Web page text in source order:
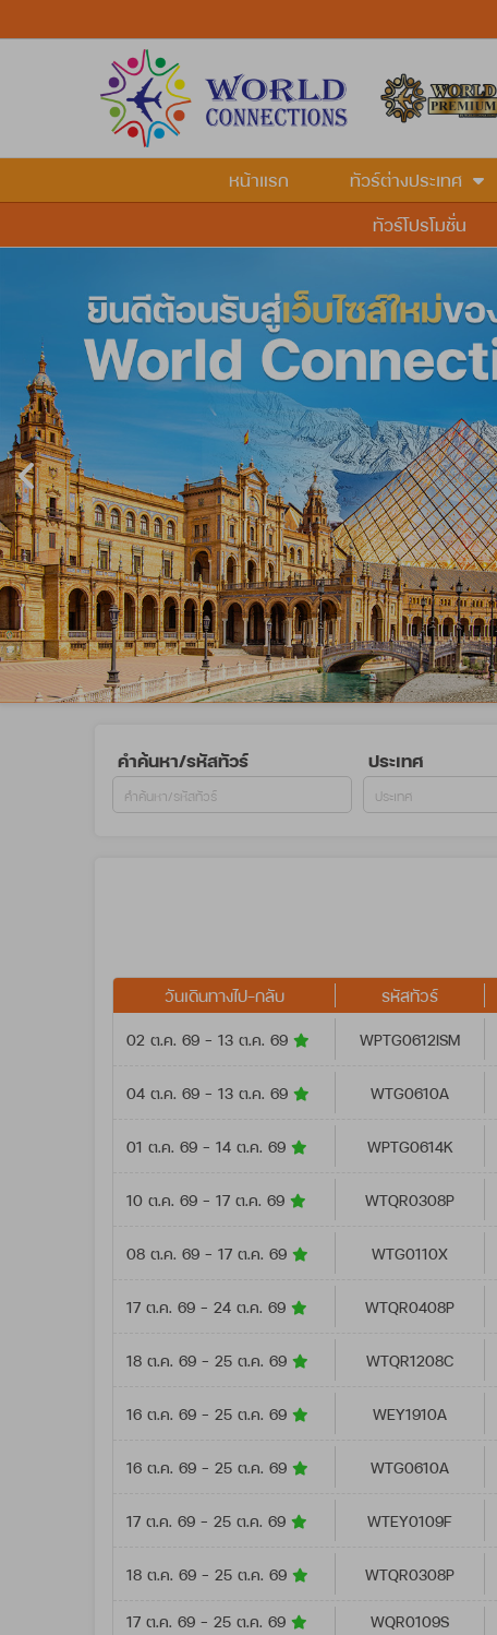
หน้าแรก ทัวร์ต่างประเทศ
ทัวร์โปรโมชั่น
คำค้นหา/รหัสทัวร์ ประเทศ
วันเดินทางไป-กลับ
รหัสทัวร์
02 ต.ค. 69 - 13 ต.ค. 69 WPTG0612ISM
04 ต.ค. 69 - 13 ต.ค. 69 WTG0610A
01 ต.ค. 69 - 14 ต.ค. 69 WPTG0614K
10 ต.ค. 69 - 17 ต.ค. 69 WTQR0308P
08 ต.ค. 69 - 17 ต.ค. 69 WTG0110X
17 ต.ค. 69 - 24 ต.ค. 69 WTQR0408P
18 ต.ค. 69 - 25 ต.ค. 69 WTQR1208C
16 ต.ค. 69 - 25 ต.ค. 69 WEY1910A
16 ต.ค. 69 - 25 ต.ค. 69 WTG0610A
17 ต.ค. 69 - 25 ต.ค. 69 WTEY0109F
18 ต.ค. 69 - 25 ต.ค. 69 WTQR0308P
17 ต.ค. 69 - 25 ต.ค. 69 WQR0109S